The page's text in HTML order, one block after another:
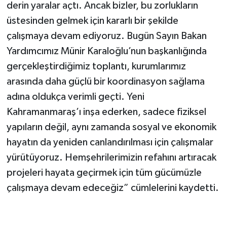
derin yaralar açtı. Ancak bizler, bu zorlukların
üstesinden gelmek için kararlı bir şekilde
çalışmaya devam ediyoruz. Bugün Sayın Bakan
Yardımcımız Münir Karaloğlu’nun başkanlığında
gerçekleştirdiğimiz toplantı, kurumlarımız
arasında daha güçlü bir koordinasyon sağlama
adına oldukça verimli geçti. Yeni
Kahramanmaraş’ı inşa ederken, sadece fiziksel
yapıların değil, aynı zamanda sosyal ve ekonomik
hayatın da yeniden canlandırılması için çalışmalar
yürütüyoruz. Hemşehrilerimizin refahını artıracak
projeleri hayata geçirmek için tüm gücümüzle
çalışmaya devam edeceğiz” cümlelerini kaydetti.